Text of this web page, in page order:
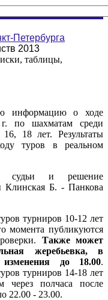
Петербурга
2013
таблицы,
информацию о ходе
г. по шахматам среди
18 лет. Результаты
туров в реальном
судьи и решение
Клинская Б. - Панкова
турниров 10-12 лет
момента публикуются
Также может
жеребьевка, в
до 18.00.
турниров 14-18 лет
через полчаса после
22.00 - 23.00.